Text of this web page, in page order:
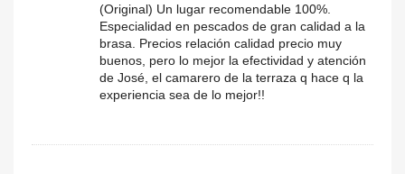
(Original) Un lugar recomendable 100%.
Especialidad en pescados de gran calidad a la
brasa. Precios relación calidad precio muy
buenos, pero lo mejor la efectividad y atención
de José, el camarero de la terraza q hace q la
experiencia sea de lo mejor!!